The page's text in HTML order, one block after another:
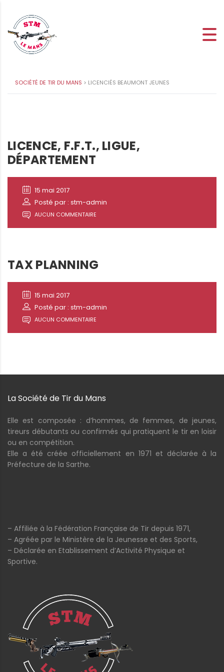
SOCIÉTÉ DE TIR DU MANS > LICENCIÉS BEAUMONT JEUNES
LICENCE, F.F.T., LIGUE,
DÉPARTEMENT
15 mai 2017
Posté par : stm-admin
AUCUN COMMENTAIRE
TAX PLANNING
15 mai 2017
Posté par : stm-admin
AUCUN COMMENTAIRE
La Société de Tir du Mans
Elle est composée : d’hommes, de femmes, de jeunes,
tireurs débutants ou confirmés qui pratiquent le tir en loisir
ou en compétition.
Elle a été créée officiellement en 1971 et déclarée à la
Préfecture de la Sarthe.
– Affiliée à la Fédération Française de Tir depuis 1971,
– Agréée par le Ministère de la Jeunesse et des Sports,
– Déclarée en Etablissement d’Activité Physique et
Sportive.